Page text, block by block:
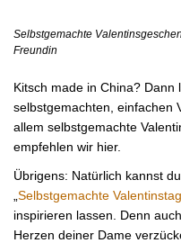
Selbstgemachte
Freundin
Kitsch made in China? Dann
selbstgemachten, einfachen
allem selbstgemachte
empfehlen wir hier.
Übrigens: Natürlich kannst
Selbstgemachte
inspirieren lassen. Denn
Herzen deiner Dame